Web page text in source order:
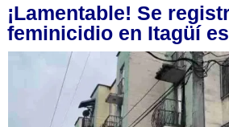
¡Lamentable! Se
feminicidio en Itagüí